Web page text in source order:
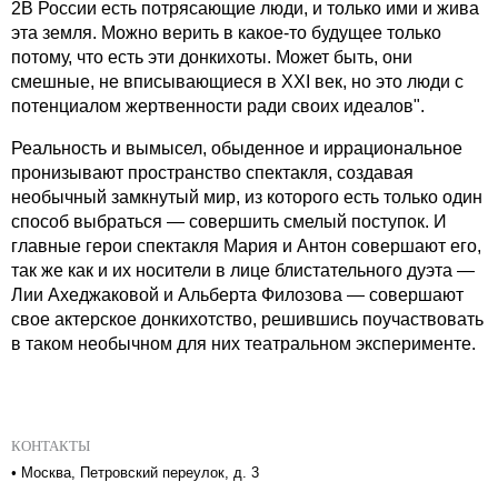
2В России есть потрясающие люди, и только ими и жива
эта земля. Можно верить в какое-то будущее только
потому, что есть эти донкихоты. Может быть, они
смешные, не вписывающиеся в XXI век, но это люди с
потенциалом жертвенности ради своих идеалов".
Реальность и вымысел, обыденное и иррациональное
пронизывают пространство спектакля, создавая
необычный замкнутый мир, из которого есть только один
способ выбраться — совершить смелый поступок. И
главные герои спектакля Мария и Антон совершают его,
так же как и их носители в лице блистательного дуэта —
Лии Ахеджаковой и Альберта Филозова — совершают
свое актерское донкихотство, решившись поучаствовать
в таком необычном для них театральном эксперименте.
КОНТАКТЫ
• Москва, Петровский переулок, д. 3